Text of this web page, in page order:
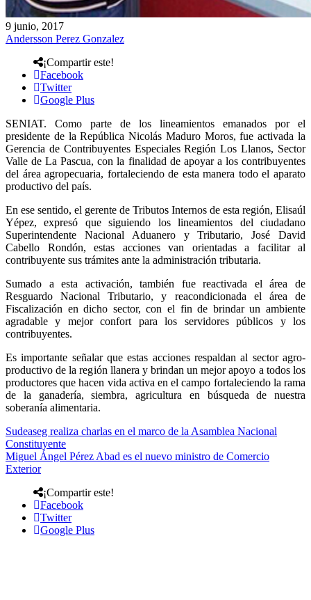
9 junio, 2017
Andersson Perez Gonzalez
¡Compartir este!
Facebook
Twitter
Google Plus
SENIAT. Como parte de los lineamientos emanados por el
presidente de la República Nicolás Maduro Moros, fue activada la
Gerencia de Contribuyentes Especiales Región Los Llanos, Sector
Valle de La Pascua, con la finalidad de apoyar a los contribuyentes
del área agropecuaria, fortaleciendo de esta manera todo el aparato
productivo del país.
En ese sentido, el gerente de Tributos Internos de esta región, Elisaúl
Yépez, expresó que siguiendo los lineamientos del ciudadano
Superintendente Nacional Aduanero y Tributario, José David
Cabello Rondón, estas acciones van orientadas a facilitar al
contribuyente sus trámites ante la administración tributaria.
Sumado a esta activación, también fue reactivada el área de
Resguardo Nacional Tributario, y reacondicionada el área de
Fiscalización en dicho sector, con el fin de brindar un ambiente
agradable y mejor confort para los servidores públicos y los
contribuyentes.
Es importante señalar que estas acciones respaldan al sector agro-
productivo de la región llanera y brindan un mejor apoyo a todos los
productores que hacen vida activa en el campo fortaleciendo la rama
de la ganadería, siembra, agricultura en búsqueda de nuestra
soberanía alimentaria.
Sudeaseg realiza charlas en el marco de la Asamblea Nacional
Constituyente
Miguel Ángel Pérez Abad es el nuevo ministro de Comercio
Exterior
¡Compartir este!
Facebook
Twitter
Google Plus